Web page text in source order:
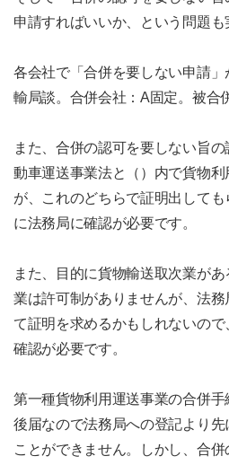
申請すればいいか、という問題も
各会社で「合併を要しない申請
輸局談。合併会社：A固定。被合
また、合併の認可を要しない旨
動車運送事業法と（）内で貨物
が、これのどちらで証明出して
に法務局に確認が必要です。
また、目的に貨物輸送取次業が
業は許可制がありませんが、法
て証明を求めるかもしれないの
確認が必要です。
第一種貨物利用運送事業の合併
後届なので法務局への登記より
ことができません。しかし、合